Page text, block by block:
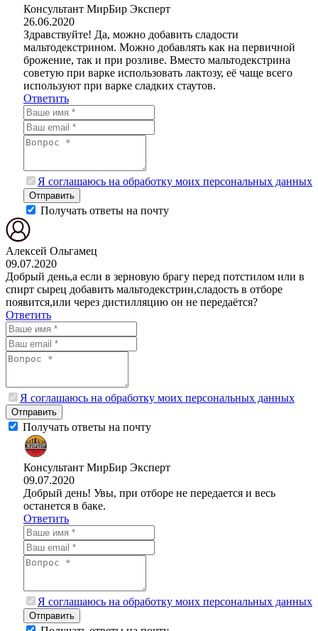
Консультант МирБир Эксперт
26.06.2020
Здравствуйте! Да, можно добавить сладости
мальтодекстрином. Можно добавлять как на первичной
брожение, так и при розливе. Вместо мальтодекстрина
советую при варке использовать лактозу, её чаще всего
используют при варке сладких стаутов.
Ответить
Я соглашаюсь на обработку моих персональных данных
Отправить
Получать ответы на почту
Алексей Ольгамец
09.07.2020
Добрый день,а если в зерновую брагу перед потстилом или в
спирт сырец добавить мальтодекстрин,сладость в отборе
появится,или через дистилляцию он не передаётся?
Ответить
Я соглашаюсь на обработку моих персональных данных
Отправить
Получать ответы на почту
Консультант МирБир Эксперт
09.07.2020
Добрый день! Увы, при отборе не передается и весь
останется в баке.
Ответить
Я соглашаюсь на обработку моих персональных данных
Отправить